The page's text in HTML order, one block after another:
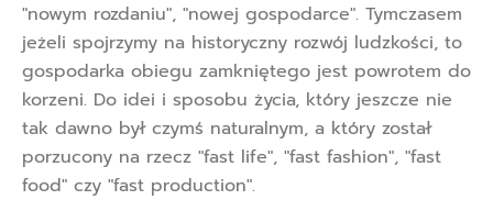
"nowym rozdaniu", "nowej gospodarce". Tymczasem
jeżeli spojrzymy na historyczny rozwój ludzkości, to
gospodarka obiegu zamkniętego jest powrotem do
korzeni. Do idei i sposobu życia, który jeszcze nie
tak dawno był czymś naturalnym, a który został
porzucony na rzecz "fast life", "fast fashion", "fast
food" czy "fast production".